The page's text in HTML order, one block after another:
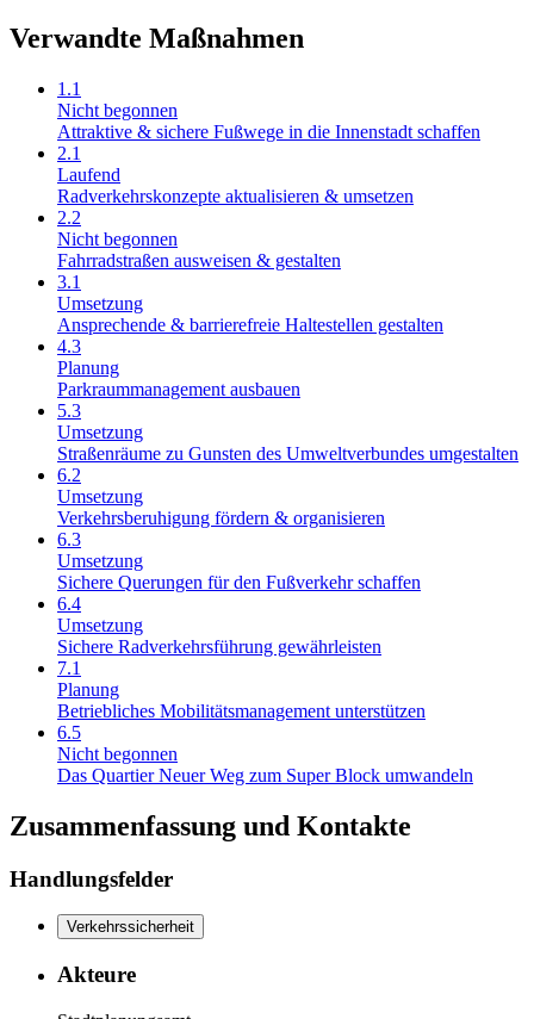
Verwandte Maßnahmen
1.1
Nicht begonnen
Attraktive & sichere Fußwege in die Innenstadt schaffen
2.1
Laufend
Radverkehrskonzepte aktualisieren & umsetzen
2.2
Nicht begonnen
Fahrradstraßen ausweisen & gestalten
3.1
Umsetzung
Ansprechende & barrierefreie Haltestellen gestalten
4.3
Planung
Parkraummanagement ausbauen
5.3
Umsetzung
Straßenräume zu Gunsten des Umweltverbundes umgestalten
6.2
Umsetzung
Verkehrsberuhigung fördern & organisieren
6.3
Umsetzung
Sichere Querungen für den Fußverkehr schaffen
6.4
Umsetzung
Sichere Radverkehrsführung gewährleisten
7.1
Planung
Betriebliches Mobilitätsmanagement unterstützen
6.5
Nicht begonnen
Das Quartier Neuer Weg zum Super Block umwandeln
Zusammenfassung und Kontakte
Handlungsfelder
Verkehrssicherheit
Akteure